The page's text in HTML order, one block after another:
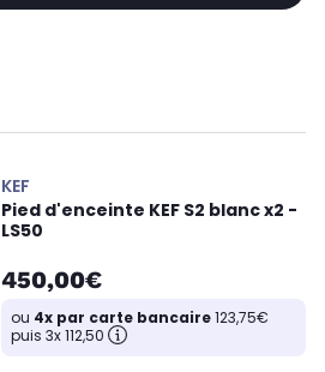
KEF
Pied d'enceinte KEF S2 blanc x2 -
LS50
450,00€
ou 4x par carte bancaire123,75€
puis 3x 112,50